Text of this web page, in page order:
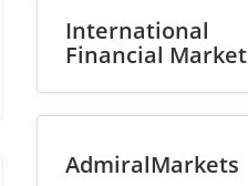
International
Financial Market
AdmiralMarkets